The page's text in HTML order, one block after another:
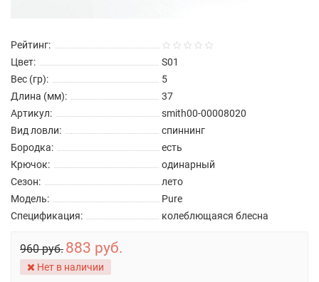
Рейтинг:
Цвет:
S01
Вес (гр):
5
Длина (мм):
37
Артикул:
smith00-00008020
Вид ловли:
спиннинг
Бородка:
есть
Крючок:
одинарный
Сезон:
лето
Модель:
Pure
Спецификация:
колеблющаяся блесна
960 руб. 883 руб.
Нет в наличии